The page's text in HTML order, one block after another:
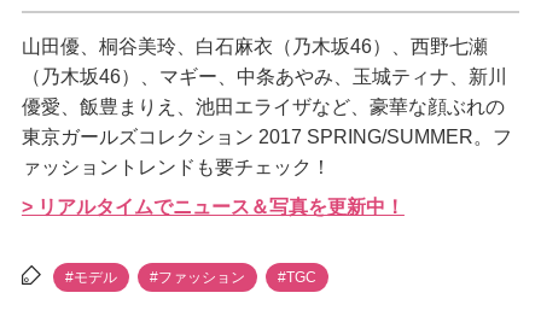
山田優、桐谷美玲、白石麻衣（乃木坂46）、西野七瀬
（乃木坂46）、マギー、中条あやみ、玉城ティナ、新川
優愛、飯豊まりえ、池田エライザなど、豪華な顔ぶれの
東京ガールズコレクション 2017 SPRING/SUMMER。フ
ァッショントレンドも要チェック！
> リアルタイムでニュース＆写真を更新中！
#モデル #ファッション #TGC